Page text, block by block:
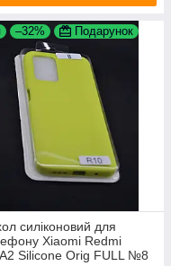
–32% Подарунок
силіконовий для
Xiaomi Redmi
Silicone Orig FULL №8